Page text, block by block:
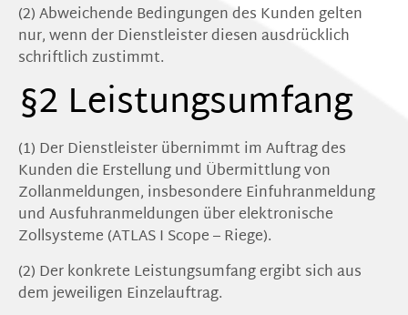
(2) Abweichende Bedingungen des Kunden gelten
nur, wenn der Dienstleister diesen ausdrücklich
schriftlich zustimmt.
§2 Leistungsumfang
(1) Der Dienstleister übernimmt im Auftrag des
Kunden die Erstellung und Übermittlung von
Zollanmeldungen, insbesondere Einfuhranmeldung
und Ausfuhranmeldungen über elektronische
Zollsysteme (ATLAS I Scope – Riege).
(2) Der konkrete Leistungsumfang ergibt sich aus
dem jeweiligen Einzelauftrag.